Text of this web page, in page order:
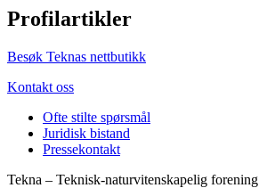
Profilartikler
Besøk Teknas nettbutikk
Kontakt oss
Ofte stilte spørsmål
Juridisk bistand
Pressekontakt
Tekna – Teknisk-naturvitenskapelig forening